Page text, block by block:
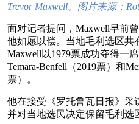
Trevor Maxwell。图片来源：
面对记者提问，Maxwell早前
他如愿以偿。当地毛利选区共
Maxwell以1979票成功夺得一
Temara-Benfell（2019票）和
票）。
他在接受《罗托鲁瓦日报》采
并对当地选民决定保留毛利选